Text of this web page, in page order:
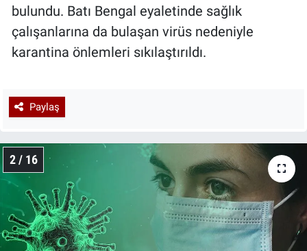
bulundu. Batı Bengal eyaletinde sağlık
çalışanlarına da bulaşan virüs nedeniyle
karantina önlemleri sıkılaştırıldı.
Paylaş
2 / 16